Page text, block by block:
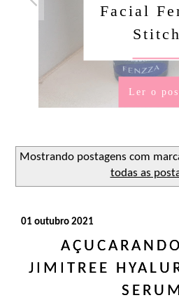
Facial
Stitch
Ler o
Mostrando postagens com
todas as
01 outubro 2021
JIMITREE